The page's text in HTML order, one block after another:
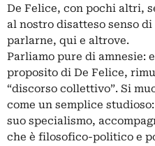
De Felice, con pochi altri,
al nostro disatteso senso
parlarne, qui e altrove.
Parliamo pure di amnesie:
proposito di De Felice,
“discorso collettivo”. Si
come un semplice
suo specialismo,
che è filosofico-politico e